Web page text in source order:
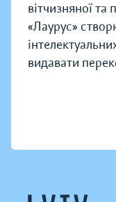
вітчизняної та
«Лаурус»
видавати